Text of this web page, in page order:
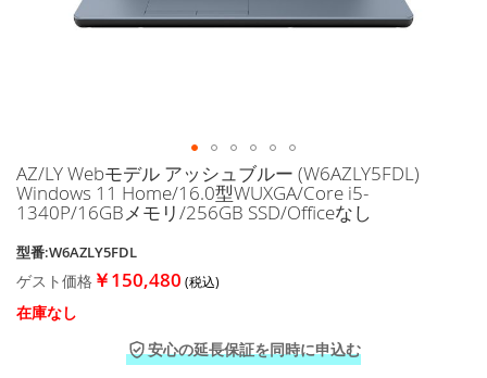
イ
メ
ー
ギ
ャ
ラ
リ
AZ/LY Webモデル アッシュブルー (W6AZLY5FDL)
Windows 11 Home/16.0型WUXGA/Core i5-
1340P/16GBメモリ/256GB SSD/Officeなし
型番:W6AZLY5FDL
ゲスト価格 ￥150,480
在庫なし
安心の延長保証を同時に申込む